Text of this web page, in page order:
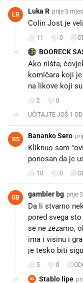
LR Luka R prije 3
Colin Jost je
11 0
BOORECK
Ako ništa,
komičara koji
na likove koji
2
0
UČITAJTE JOŠ 1
BS Bananko Sero
Kliknuo sam
ponosan da je
10 0
GB gambler bg prije
Da li stvarno
pored svega
se ne zezamo,
ima i visinu i
je tesko biti
5 0
SL Stablo lipe